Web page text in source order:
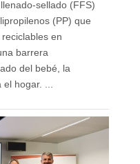
(FFS)
(PP) que
en
barrera
del bebé, la
hogar. ...